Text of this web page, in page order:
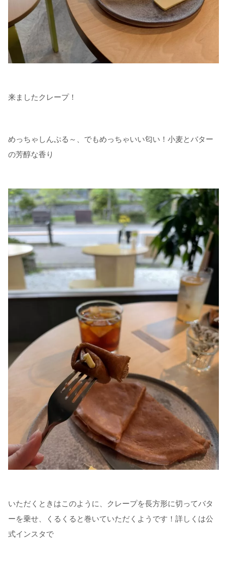
来ましたクレープ！
めっちゃしんぷる～、でもめっちゃいい匂い！小麦とバター
の芳醇な香り
いただくときはこのように、クレープを長方形に切ってバタ
ーを乗せ、くるくると巻いていただくようです！詳しくは公
式インスタで